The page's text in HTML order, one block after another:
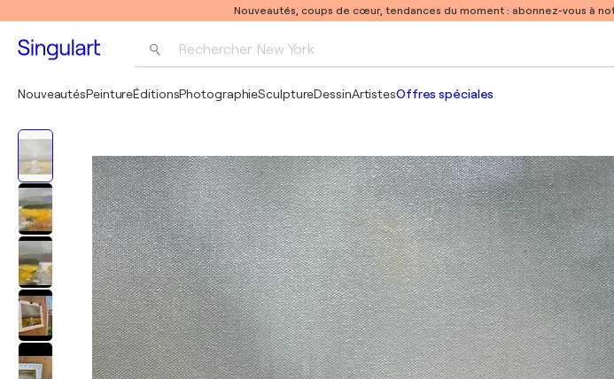
Nouveautés, coups de cœur, tendances du moment : abonnez-vous à
Rechercher New York
Pablo Picasso
NouveautésPeintureÉditionsPhotographieSculptureDessinArtistesOffres spéciales